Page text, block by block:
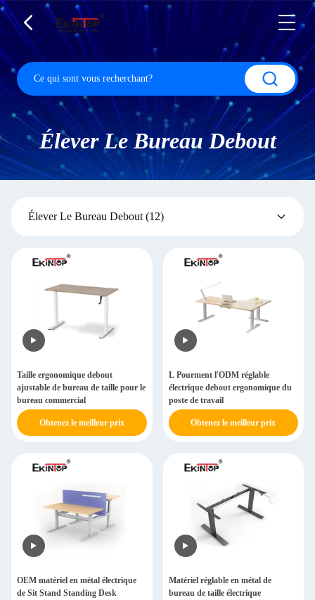
Élever Le Bureau Debout
Élever Le Bureau Debout (12)
Taille ergonomique debout
ajustable de bureau de taille pour le
bureau commercial
Obtenez le meilleur prix
L Pourment l'ODM réglable
électrique debout ergonomique du
poste de travail
Obtenez le meilleur prix
OEM matériel en métal électrique
de Sit Stand Standing Desk
Matériel réglable en métal de
bureau de taille électrique